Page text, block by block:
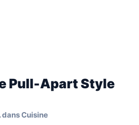
Pull-Apart Style
dansCuisine